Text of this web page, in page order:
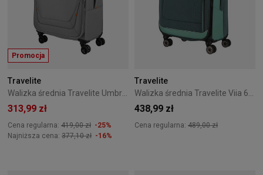
Promocja
Travelite
313,99 zł
Cena regularna: 419,00 zł -25%
Najniższa cena: 377,10 zł -16%
Travelite
438,99 zł
Cena regularna: 489,00 zł